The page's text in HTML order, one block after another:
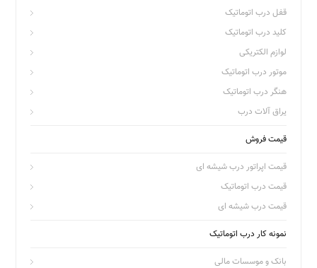
قفل درب اتوماتیک
کلید درب اتوماتیک
لوازم الکتریکی
موتور درب اتوماتیک
هنگر درب اتوماتیک
یراق آلات درب
قیمت فروش
قیمت اپراتور درب شیشه ای
قیمت درب اتوماتیک
قیمت درب شیشه ای
نمونه کار درب اتوماتیک
بانک و موسسات مالی